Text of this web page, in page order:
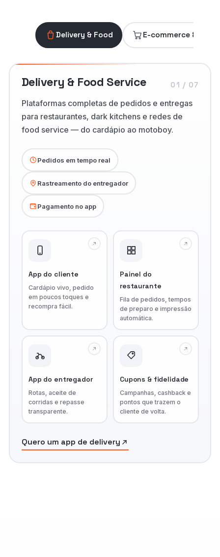
Delivery & Food E-commerce &
Delivery & Food Service 01 / 07
Plataformas completas de pedidos e entregas
para restaurantes, dark kitchens e redes de
food service — do cardápio ao motoboy.
Pedidos em tempo real
Rastreamento do entregador
Pagamento no app
App do cliente
Cardápio vivo, pedido
em poucos toques e
recompra fácil.
Painel do
restaurante
Fila de pedidos, tempos
de preparo e impressão
automática.
App do entregador
Rotas, aceite de
corridas e repasse
transparente.
Cupons & fidelidade
Campanhas, cashback e
pontos que trazem o
cliente de volta.
Quero um app de delivery